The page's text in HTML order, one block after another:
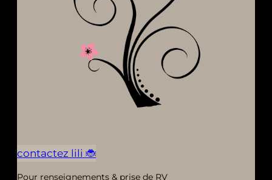
contactez lili 🐞
Pour renseignements & prise de RV